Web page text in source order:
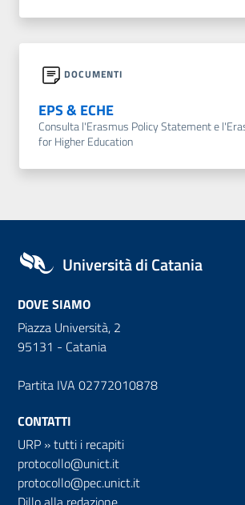
DOCUMENTI
EPS & ECHE
Consulta l'Erasmus Policy Statement e
for Higher Education
Università di Catania
DOVE SIAMO
Piazza Università, 2
95131 - Catania
Partita IVA 02772010878
CONTATTI
URP »tutti i recapiti
protocollo@unict.it
protocollo@pec.unict.it